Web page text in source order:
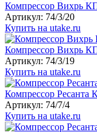
Компрессор Вихрь
Артикул: 74/3/20
Купить на utake.ru
Компрессор Вихрь
Артикул: 74/3/19
Купить на utake.ru
Компрессор
Артикул: 74/7/4
Купить на utake.ru